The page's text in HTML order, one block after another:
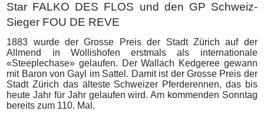
Star FALKO DES FLOS und den GP Schweiz-
Sieger FOU DE REVE
1883 wurde der Grosse Preis der Stadt Zürich auf der
Allmend in Wollishofen erstmals als internationale
«Steeplechase» gelaufen. Der Wallach Kedgeree gewann
mit Baron von Gayl im Sattel. Damit ist der Grosse Preis der
Stadt Zürich das älteste Schweizer Pferderennen, das bis
heute Jahr für Jahr gelaufen wird. Am kommenden Sonntag
bereits zum 110. Mal.